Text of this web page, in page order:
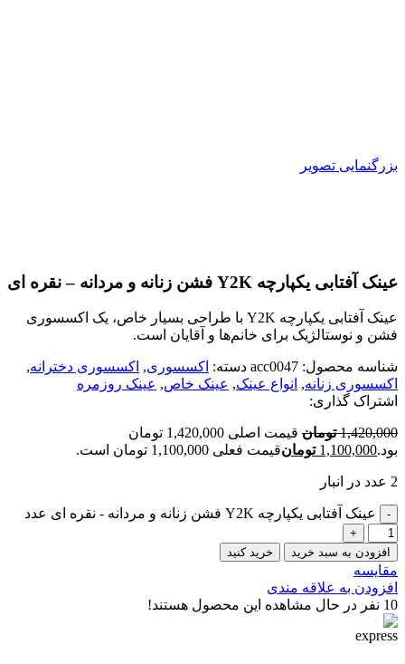
بزرگنمایی تصویر
عینک آفتابی یکپارچه Y2K فشن زنانه و مردانه – نقره ای
عینک آفتابی یکپارچه Y2K با طراحی بسیار خاص، یک اکسسوری
فشن و نوستالژیک برای خانم‌ها و آقایان است.
شناسه محصول: acc0047 دسته: اکسسوری, اکسسوری دخترانه,
اکسسوری زنانه, انواع عینک, عینک خاص, عینک روزمره
اشتراک گذاری:
1,420,000 تومان
قیمت اصلی 1,420,000 تومان
بود.1,100,000 تومانقیمت فعلی 1,100,000 تومان است.
2 عدد در انبار
عینک آفتابی یکپارچه Y2K فشن زنانه و مردانه - نقره ای عدد
افزودن به سبد خرید خرید کنید
مقایسه
افزودن به علاقه مندی
10 نفر در حال مشاهده این محصول هستند!